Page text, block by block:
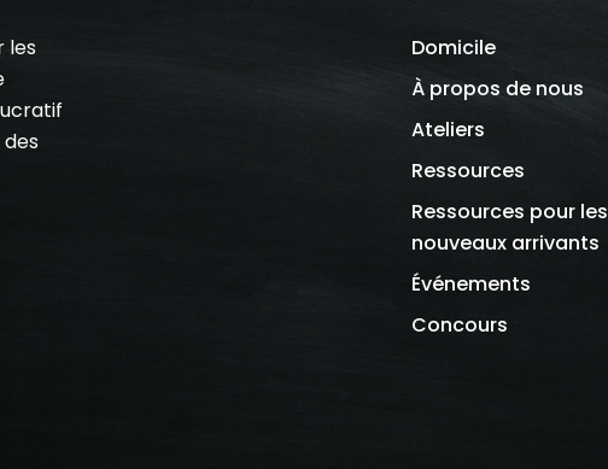
les
Domicile
À propos de nous
Ateliers
Ressources
Ressources pour les
nouveaux arrivants
Événements
Concours